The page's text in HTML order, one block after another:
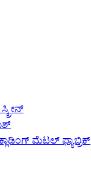
ಮೆಟಲ್ ಫ್ಯಾಬ್ರಿಕ್